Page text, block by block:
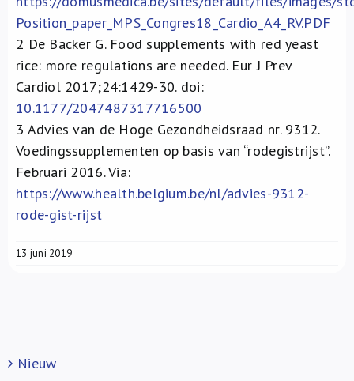
Position_paper_MPS_Congres18_Cardio_A4_RV.PDF
2 De Backer G. Food supplements with red yeast
rice: more regulations are needed. Eur J Prev
Cardiol 2017;24:1429-30. doi:
10.1177/2047487317716500
3 Advies van de Hoge Gezondheidsraad nr. 9312.
Voedingssupplementen op basis van “rodegistrijst”.
Februari 2016. Via:
https://www.health.belgium.be/nl/advies-9312-
rode-gist-rijst
13 juni 2019
Nieuw